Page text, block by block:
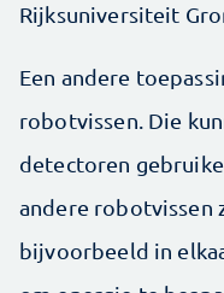
Rijksuniversiteit
Een andere
robotvissen. Die
detectoren
andere robotvissen
bijvoorbeeld in